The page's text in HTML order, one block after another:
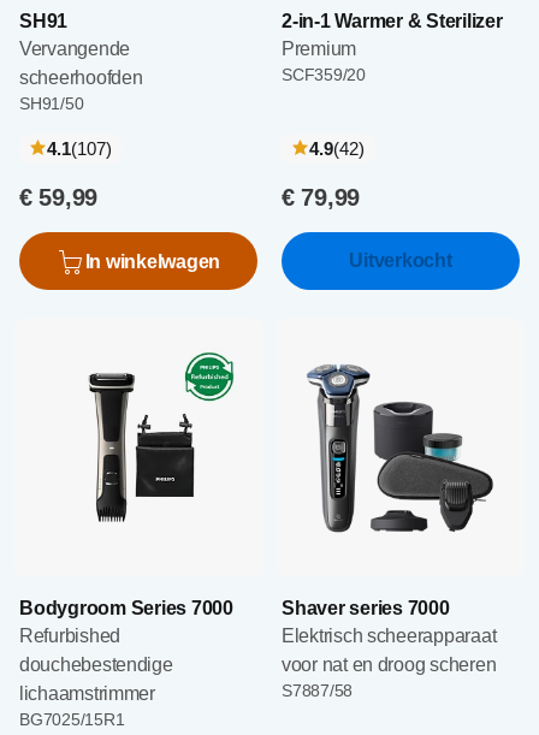
SH91
Vervangende
scheerhoofden
SH91/50
4.1(107recensies
)
€ 59,99
In winkelwagen
2-in-1 Warmer & Sterilizer
Premium
SCF359/20
4.9(42recensies
)
€ 79,99
Uitverkocht
Bodygroom Series 7000
Refurbished
douchebestendige
lichaamstrimmer
BG7025/15R1
Shaver series 7000
Elektrisch scheerapparaat
voor nat en droog scheren
S7887/58